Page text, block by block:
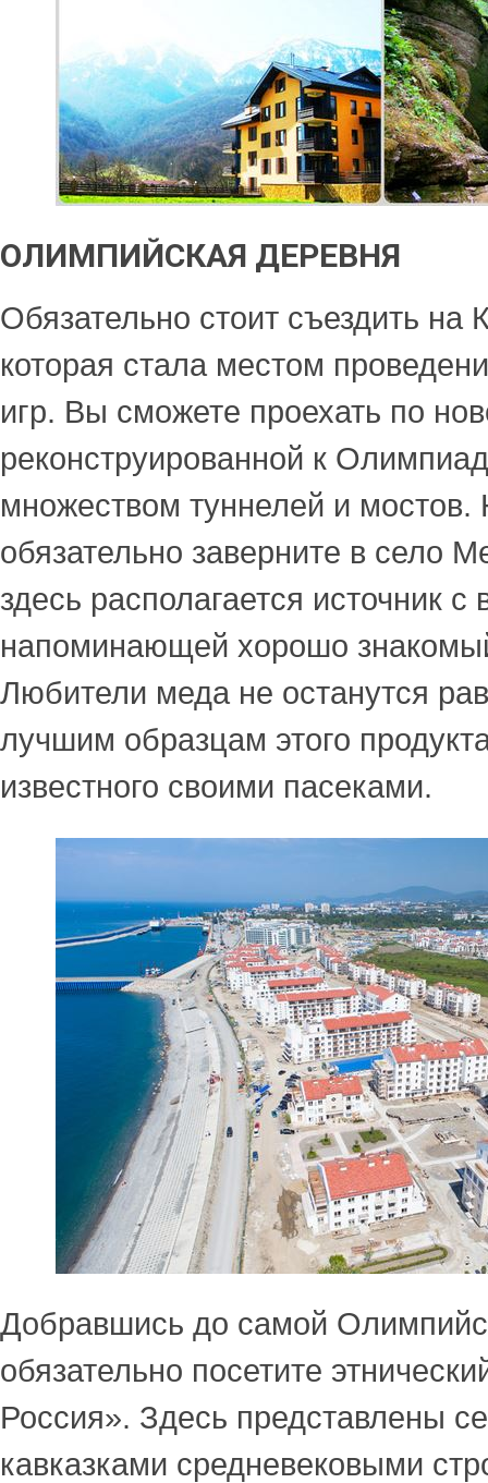
ОЛИМПИЙСКАЯ ДЕРЕВНЯ
Обязательно стоит съездить на
которая стала местом
игр. Вы сможете проехать по
реконструированной к
множеством туннелей и мостов.
обязательно заверните в село
здесь располагается источник с
напоминающей хорошо
Любители меда не останутся
лучшим образцам этого
известного своими пасеками.
Добравшись до самой
обязательно посетите
Россия». Здесь представлены
кавказками средневековыми